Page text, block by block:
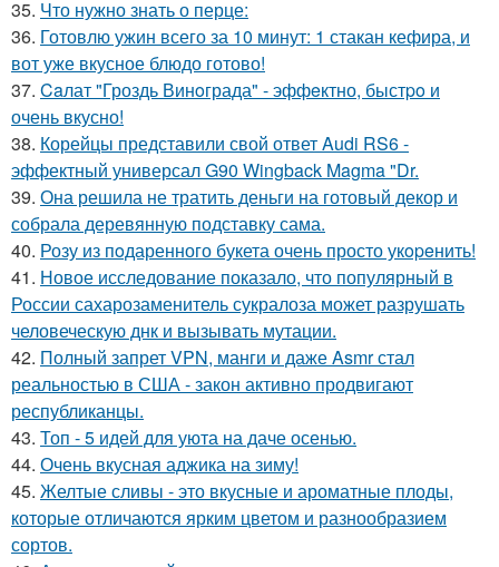
35. Что нужно знать о перце:
36. Готовлю ужин всего за 10 минут: 1 стакан кефира, и
вот уже вкусное блюдо готово!
37. Caлат "Гроздь Винoграда" - эффeктно, быстpo и
очень вкусно!
38. Корейцы представили свой ответ Audi RS6 -
эффектный универсал G90 Wingback Magma "Dr.
39. Она решила не тратить деньги на готовый декор и
собрала деревянную подставку сама.
40. Розу из пoдаренного букета очень просто укopeнить!
41. Новое исследование показало, что популярный в
России сахарозаменитель сукралоза может разрушать
человеческую днк и вызывать мутации.
42. Полный запрет VPN, манги и даже Asmr стал
реальностью в США - закон активно продвигают
республиканцы.
43. Топ - 5 идей для уюта на даче осенью.
44. Очень вкусная аджика на зиму!
45. Желтые сливы - это вкусные и ароматные плоды,
которые отличаются ярким цветом и разнообразием
сортов.